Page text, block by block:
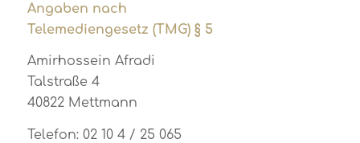
Angaben nach
Telemediengesetz (TMG) § 5
Amirhossein Afradi
Talstraße 4
40822 Mettmann
Telefon: 02 10 4 / 25 065